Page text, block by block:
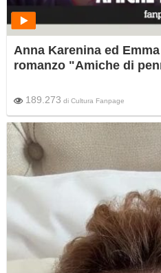
Anna Karenina ed
romanzo "Amiche di
189.273 di Cultura Fanpage